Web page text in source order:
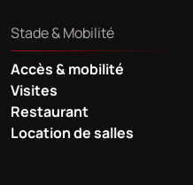
Stade & Mobilité
Accès & mobilité
Visites
Restaurant
Location de salles